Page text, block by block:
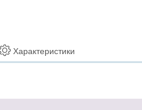
Характеристики